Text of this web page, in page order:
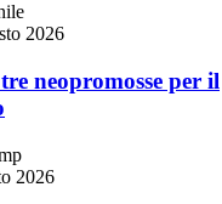
2026
neopromosse per il
2026